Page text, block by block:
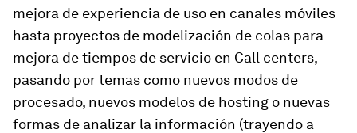
mejora de experiencia de uso en canales móviles
hasta proyectos de modelización de colas para
mejora de tiempos de servicio en Call centers,
pasando por temas como nuevos modos de
procesado, nuevos modelos de hosting o nuevas
formas de analizar la información (trayendo a